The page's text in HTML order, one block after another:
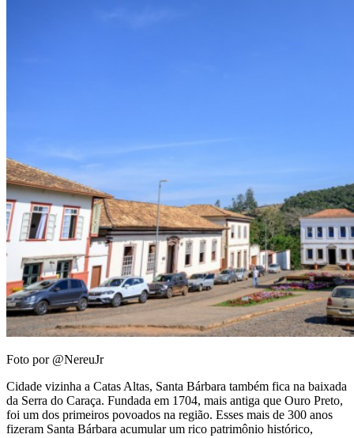
Foto por @NereuJr
Cidade vizinha a Catas Altas, Santa Bárbara também fica na baixada
da Serra do Caraça. Fundada em 1704, mais antiga que Ouro Preto,
foi um dos primeiros povoados na região. Esses mais de 300 anos
fizeram Santa Bárbara acumular um rico patrimônio histórico,